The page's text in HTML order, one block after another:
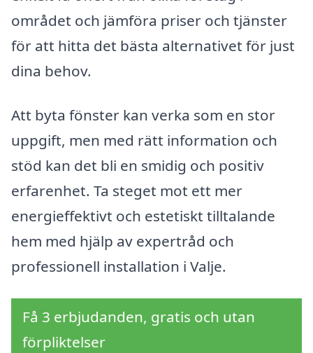
området och jämföra priser och tjänster
för att hitta det bästa alternativet för just
dina behov.
Att byta fönster kan verka som en stor
uppgift, men med rätt information och
stöd kan det bli en smidig och positiv
erfarenhet. Ta steget mot ett mer
energieffektivt och estetiskt tilltalande
hem med hjälp av expertråd och
professionell installation i Valje.
Få 3 erbjudanden, gratis och utan
förpliktelser